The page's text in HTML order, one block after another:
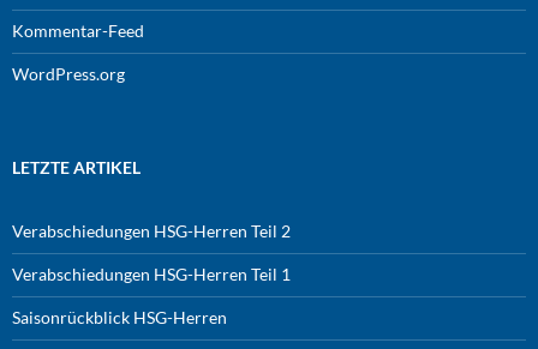
Kommentar-Feed
WordPress.org
LETZTE ARTIKEL
Verabschiedungen HSG-Herren Teil 2
Verabschiedungen HSG-Herren Teil 1
Saisonrückblick HSG-Herren